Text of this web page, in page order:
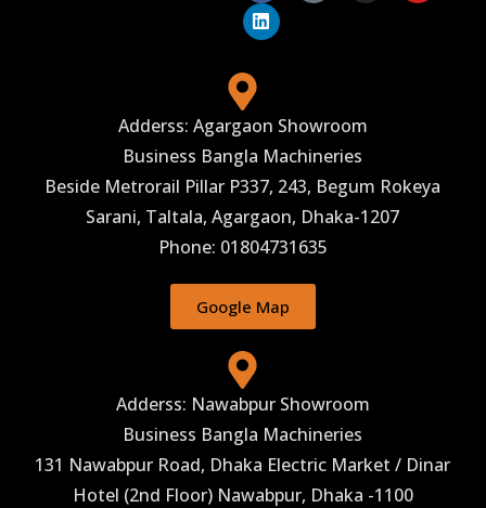
Adderss: Agargaon Showroom
Business Bangla Machineries
Beside Metrorail Pillar P337, 243, Begum Rokeya
Sarani, Taltala, Agargaon, Dhaka-1207
Phone: 01804731635
Google Map
Adderss: Nawabpur Showroom
Business Bangla Machineries
131 Nawabpur Road, Dhaka Electric Market / Dinar
Hotel (2nd Floor) Nawabpur, Dhaka -1100